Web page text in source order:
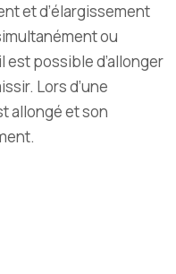
et d’élargissement
ou
est possible d’allonger
Lors d’une
allongé et son